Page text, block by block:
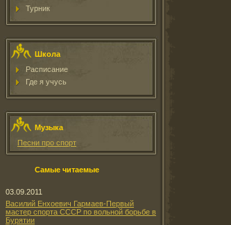
Турник
Школа
Расписание
Где я учусь
Музыка
Песни про спорт
Самые читаемые
03.09.2011
Василий Енхоевич Гармаев-Первый
мастер спорта СССР по вольной борьбе в
Бурятии